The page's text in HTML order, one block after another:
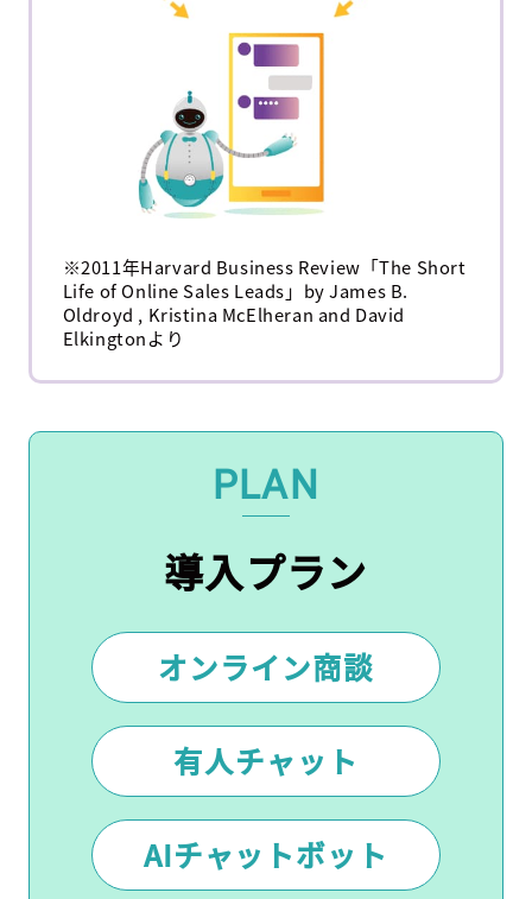
※2011年Harvard Business Review「The Short
Life of Online Sales Leads」by James B.
Oldroyd , Kristina McElheran and David
Elkingtonより
PLAN
導入プラン
オンライン商談
有人チャット
AIチャットボット